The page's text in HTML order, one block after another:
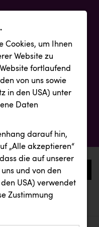
0
Cookies, um Ihnen
Website zu
fortlaufend
von uns sowie
in den USA) unter
Daten
darauf hin,
„Alle akzeptieren“
die auf unserer
und von den
USA) verwendet
Zustimmung